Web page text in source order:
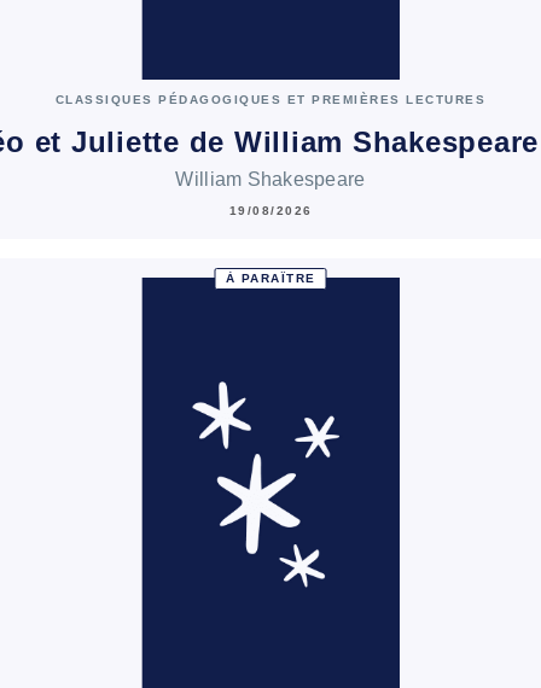
CLASSIQUES PÉDAGOGIQUES ET PREMIÈRES LECTURES
et Juliette de William
William Shakespeare
19/08/2026
À PARAÎTRE